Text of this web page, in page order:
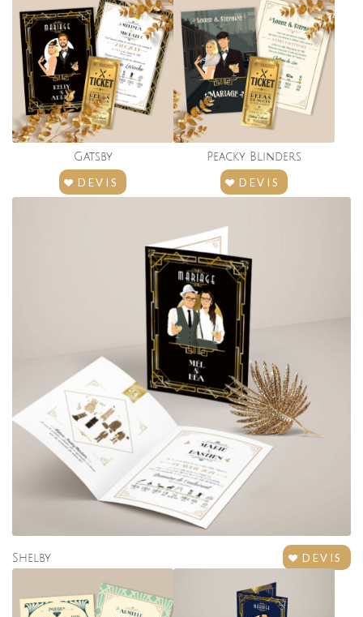
Gatsby
DEVIS
Peacky Blinders
DEVIS
Shelby DEVIS